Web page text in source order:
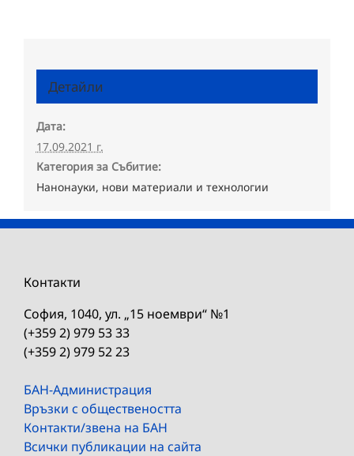
Детайли
Дата:
17.09.2021 г.
Категория за Събитие:
Нанонауки, нови материали и технологии
Контакти
София, 1040, ул. „15 ноември“ №1
(+359 2) 979 53 33
(+359 2) 979 52 23
БАН-Администрация
Връзки с обществеността
Контакти/звена на БАН
Всички публикации на сайта